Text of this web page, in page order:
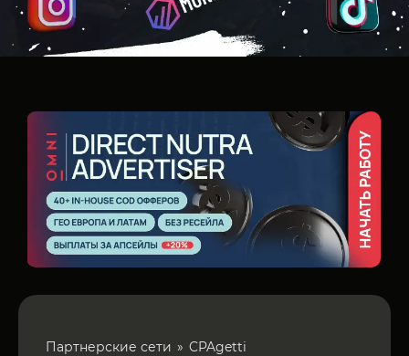
Партнерские сети CPAgetti